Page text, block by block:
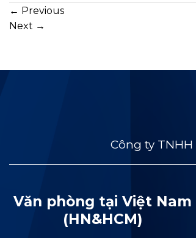
← Previous
Next →
Công ty TNHH
Văn phòng tại Việt Nam
(HN&HCM)